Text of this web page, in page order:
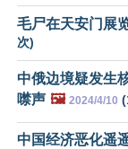
毛尸在天安门展
次)
中俄边境疑发生
噤声 🖼️ 2024/4/10 (
中国经济恶化遥